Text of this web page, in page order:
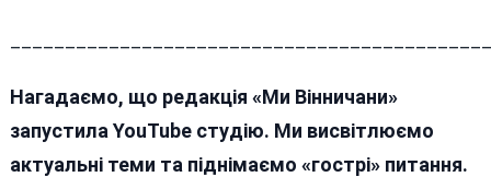
Нагадаємо, що редакція «Ми Вінничани»
запустила YouTube студію. Ми висвітлюємо
актуальні теми та піднімаємо «гострі» питання.